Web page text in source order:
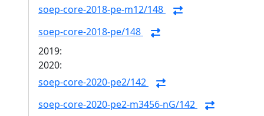
soep-core-2018-pe-m12/148
soep-core-2018-pe/148
2019:
2020:
soep-core-2020-pe2/142
soep-core-2020-pe2-m3456-nG/142